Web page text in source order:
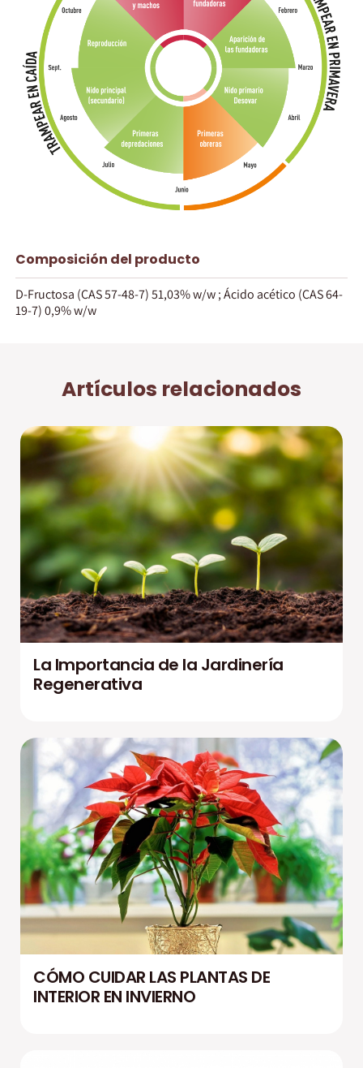
Composición del producto
D-Fructosa (CAS 57-48-7) 51,03% w/w ; Ácido acético (CAS 64-
19-7) 0,9% w/w
Artículos relacionados
La Importancia de la Jardinería
Regenerativa
CÓMO CUIDAR LAS PLANTAS DE
INTERIOR EN INVIERNO